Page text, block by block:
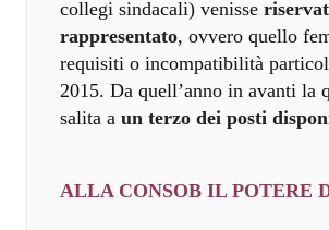
collegi sindacali) venisse
rappresentato, ovvero quello
requisiti o incompatibilità
2015. Da quell’anno in avanti la
salita a un terzo dei posti
ALLA CONSOB IL POTERE